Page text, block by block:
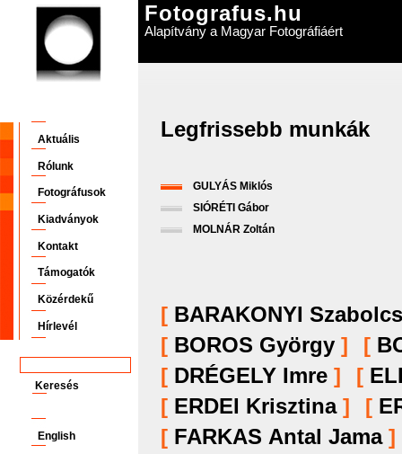
Fotografus.hu
Alapítvány a Magyar Fotográfiáért
Aktuális
Rólunk
Fotográfusok
Kiadványok
Kontakt
Támogatók
Közérdekű
Hírlevél
English
Legfrissebb munkák
GULYÁS Miklós
SIÓRÉTI Gábor
MOLNÁR Zoltán
[ BARAKONYI Szabolcs
[ BOROS György ] [
[ DRÉGELY Imre ] [
[ ERDEI Krisztina] [
[ FARKAS Antal Jama]